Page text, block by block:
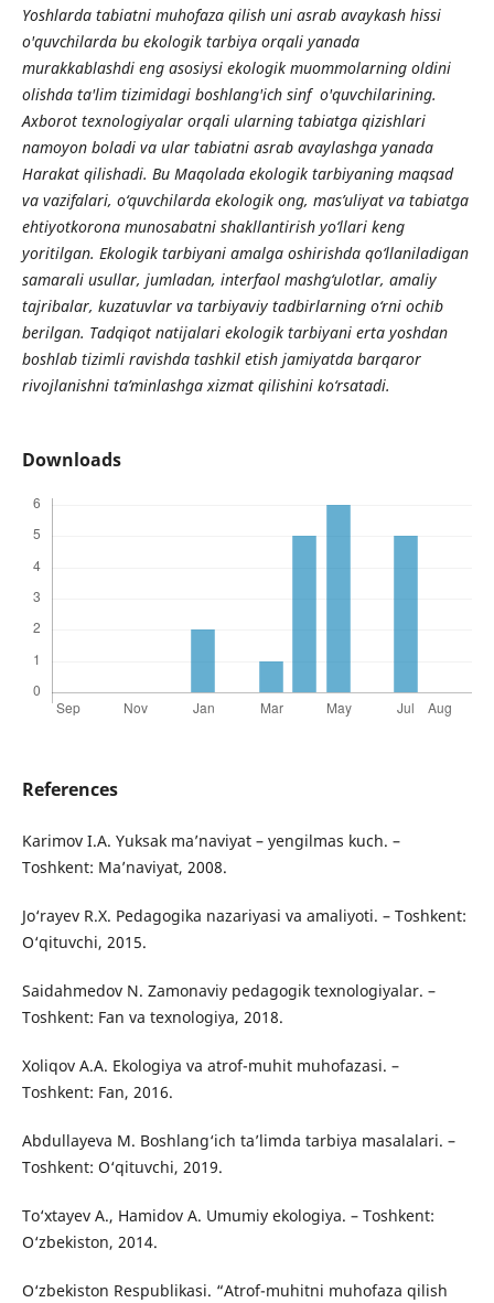
Yoshlarda tabiatni muhofaza qilish uni asrab avaykash hissi
o'quvchilarda bu ekologik tarbiya orqali yanada
murakkablashdi eng asosiysi ekologik muommolarning oldini
olishda ta'lim tizimidagi boshlang'ich sinf o'quvchilarining.
Axborot texnologiyalar orqali ularning tabiatga qizishlari
namoyon boladi va ular tabiatni asrab avaylashga yanada
Harakat qilishadi. Bu Maqolada ekologik tarbiyaning maqsad
va vazifalari, o‘quvchilarda ekologik ong, mas’uliyat va tabiatga
ehtiyotkorona munosabatni shakllantirish yo‘llari keng
yoritilgan. Ekologik tarbiyani amalga oshirishda qo‘llaniladigan
samarali usullar, jumladan, interfaol mashg‘ulotlar, amaliy
tajribalar, kuzatuvlar va tarbiyaviy tadbirlarning o‘rni ochib
berilgan. Tadqiqot natijalari ekologik tarbiyani erta yoshdan
boshlab tizimli ravishda tashkil etish jamiyatda barqaror
rivojlanishni ta’minlashga xizmat qilishini ko‘rsatadi.
Downloads
References
Karimov I.A. Yuksak ma’naviyat – yengilmas kuch. –
Toshkent: Ma’naviyat, 2008.
Jo‘rayev R.X. Pedagogika nazariyasi va amaliyoti. – Toshkent:
O‘qituvchi, 2015.
Saidahmedov N. Zamonaviy pedagogik texnologiyalar. –
Toshkent: Fan va texnologiya, 2018.
Xoliqov A.A. Ekologiya va atrof-muhit muhofazasi. –
Toshkent: Fan, 2016.
Abdullayeva M. Boshlang‘ich ta’limda tarbiya masalalari. –
Toshkent: O‘qituvchi, 2019.
To‘xtayev A., Hamidov A. Umumiy ekologiya. – Toshkent:
O‘zbekiston, 2014.
O‘zbekiston Respublikasi. “Atrof-muhitni muhofaza qilish